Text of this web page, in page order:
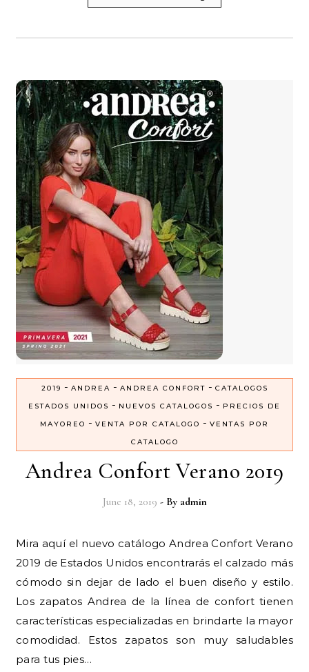
2019 - ANDREA - ANDREA CONFORT - CATALOGOS
ESTADOS UNIDOS - NUEVOS CATALOGOS - PRECIOS DE
MAYOREO - VENTA POR CATALOGO - VENTAS POR
CATALOGO
Andrea Confort Verano 2019
June 18, 2019 - By admin
Mira aquí el nuevo catálogo Andrea Confort Verano
2019 de Estados Unidos encontrarás el calzado más
cómodo sin dejar de lado el buen diseño y estilo.
Los zapatos Andrea de la línea de confort tienen
características especializadas en brindarte la mayor
comodidad. Estos zapatos son muy saludables
para tus pies…